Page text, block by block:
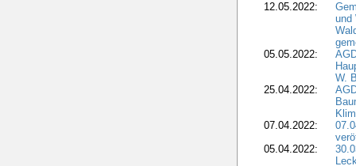
12.05.2022:
und
05.05.2022:
W.
25.04.2022:
07.04.2022:
05.04.2022: